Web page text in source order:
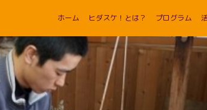
ホーム ヒダスケ！とは？ プログラム